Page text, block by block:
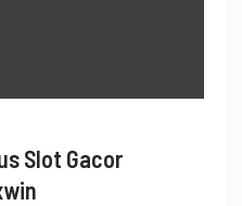
Slot Gacor